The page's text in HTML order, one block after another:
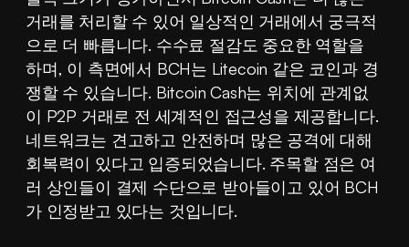
거래를 처리할 수 있어 일상적인 거래에서 궁극적
으로 더 빠릅니다. 수수료 절감도 중요한 역할을
하며, 이 측면에서 BCH는 Litecoin 같은 코인과 경
쟁할 수 있습니다. Bitcoin Cash는 위치에 관계없
이 P2P 거래로 전 세계적인 접근성을 제공합니다.
네트워크는 견고하고 안전하며 많은 공격에 대해
회복력이 있다고 입증되었습니다. 주목할 점은 여
러 상인들이 결제 수단으로 받아들이고 있어 BCH
가 인정받고 있다는 것입니다.